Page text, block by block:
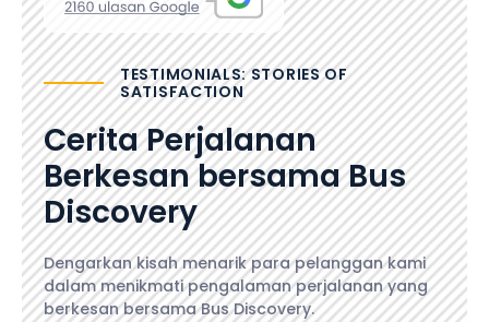
TESTIMONIALS: STORIES OF
SATISFACTION
Cerita Perjalanan
Berkesan bersama Bus
Discovery
Dengarkan kisah menarik para pelanggan kami
dalam menikmati pengalaman perjalanan yang
berkesan bersama Bus Discovery.